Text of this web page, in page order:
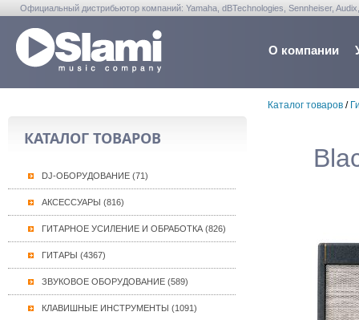
Официальный дистрибьютор компаний: Yamaha, dBTechnologies, Sennheiser,
О компании
КАТАЛОГ ТОВАРОВ
DJ-ОБОРУДОВАНИЕ (71)
АКСЕССУАРЫ (816)
ГИТАРНОЕ УСИЛЕНИЕ И ОБРАБОТКА (826)
ГИТАРЫ (4367)
ЗВУКОВОЕ ОБОРУДОВАНИЕ (589)
КЛАВИШНЫЕ ИНСТРУМЕНТЫ (1091)
Каталог товаров/